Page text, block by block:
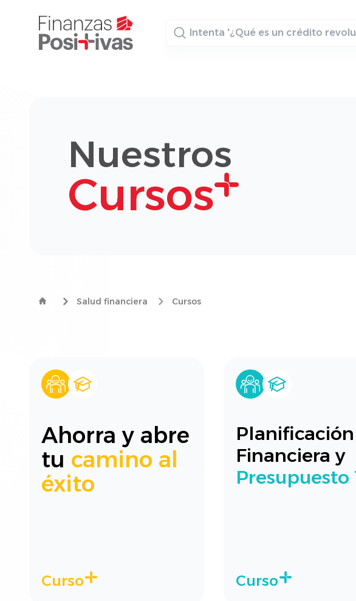
Buscador
Nuestros
Cursos
Salud financiera Cursos
Ahorra y abre
tu camino al
éxito
Curso
Planificación
Financiera y
Presupuesto
Curso